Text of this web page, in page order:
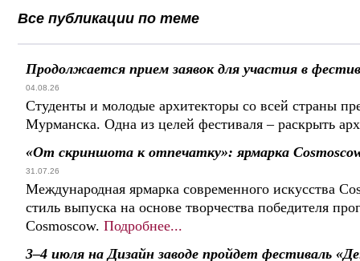
Все публикации по теме
Продолжается прием заявок для участия в
04.08.26
Студенты и молодые архитекторы со всей страны
Мурманска. Одна из целей фестиваля – раскрыть
«От скриншота к отпечатку»: ярмарка
31.07.26
Международная ярмарка современного искусства
стиль выпуска на основе творчества победителя
Cosmoscow. Подробнее...
3–4 июля на Дизайн заводе пройдет фестиваль